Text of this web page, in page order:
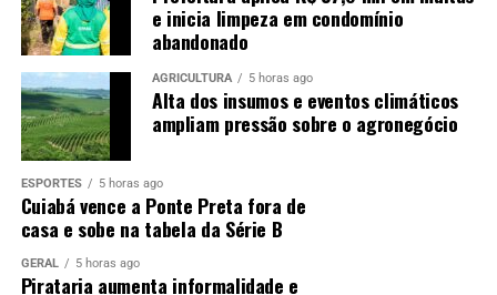
e inicia limpeza em condomínio
abandonado
AGRICULTURA 5 horas ago
Alta dos insumos e eventos climáticos
ampliam pressão sobre o agronegócio
ESPORTES 5 horas ago
Cuiabá vence a Ponte Preta fora de
casa e sobe na tabela da Série B
GERAL 5 horas ago
Pirataria aumenta informalidade e